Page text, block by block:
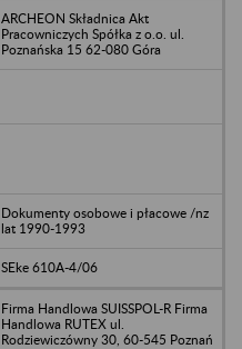
ARCHEON Składnica Akt
Pracowniczych Spółka z o.o. ul.
Poznańska 15 62-080 Góra
Dokumenty osobowe i płacowe /nz
lat 1990-1993
SEke 610A-4/06
Firma Handlowa SUISSPOL-R Firma
Handlowa RUTEX ul.
Rodziewiczówny 30, 60-545 Poznań